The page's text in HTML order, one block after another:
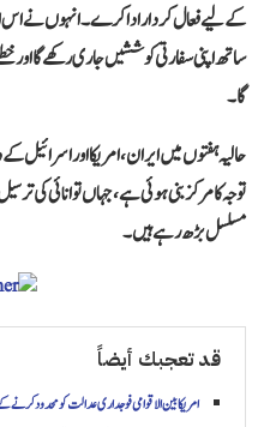
کے لیے فعال کردار ادا کرے۔ انہوں نے اس
ساتھ اپنی سفارتی کوششیں جاری رکھے گا
گا۔
حالیہ ہفتوں میں ایران، امریکا اور
توجہ کا مرکز بنی ہوئی ہے، جہاں توانائی
مسلسل بڑھ رہے ہیں۔
قد تعجبك أيضاً
امریکا بین الاقوامی فوجداری عدالت کو محدود کرنے